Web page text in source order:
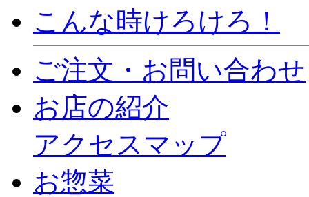
こんな時けろけろ！
ご注文・お問い合わせ
お店の紹介
アクセスマップ
お惣菜